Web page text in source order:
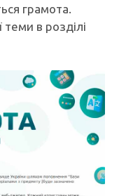
грамота.
теми в розділі